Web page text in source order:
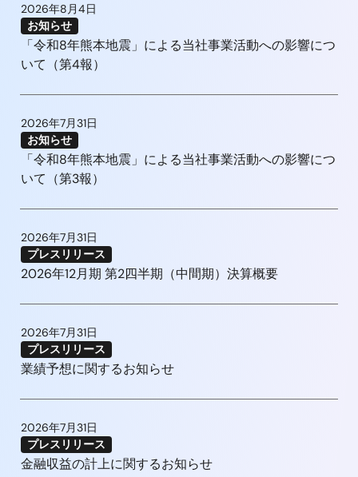
2026年8月4日
お知らせ
「令和8年熊本地震」による当社事業活動への影響につ
いて（第4報）
2026年7月31日
お知らせ
「令和8年熊本地震」による当社事業活動への影響につ
いて（第3報）
2026年7月31日
プレスリリース
2026年12月期 第2四半期（中間期）決算概要
2026年7月31日
プレスリリース
業績予想に関するお知らせ
2026年7月31日
プレスリリース
金融収益の計上に関するお知らせ